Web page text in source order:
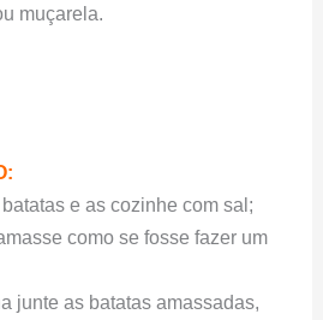
muçarela.
e as cozinhe com sal;
como se fosse fazer um
junte as batatas amassadas,